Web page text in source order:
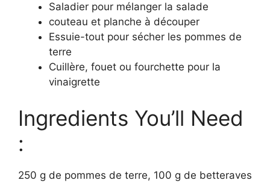
Saladier pour mélanger la salade
couteau et planche à découper
Essuie-tout pour sécher les pommes de
terre
Cuillère, fouet ou fourchette pour la
vinaigrette
Ingredients You’ll Need
:
250 g de pommes de terre, 100 g de betteraves